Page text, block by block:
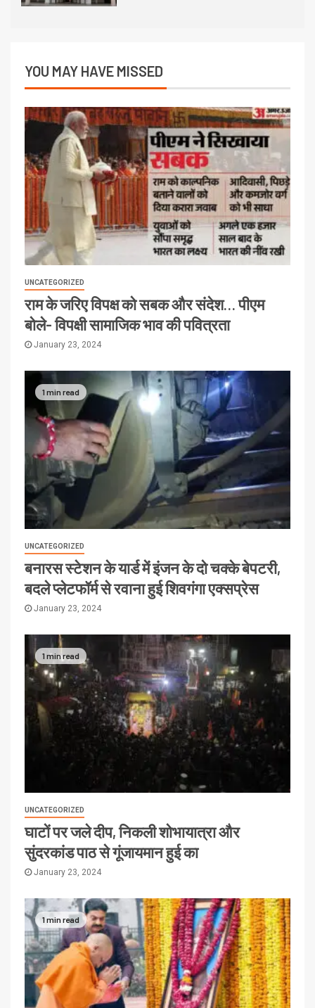
YOU MAY HAVE MISSED
UNCATEGORIZED
राम के जरिए विपक्ष को सबक और संदेश… पीएम
बोले- विपक्षी सामाजिक भाव की पवित्रता
January 23, 2024
1 min read
UNCATEGORIZED
बनारस स्टेशन के यार्ड में इंजन के दो चक्के बेपटरी,
बदले प्लेटफॉर्म से रवाना हुई शिवगंगा एक्सप्रेस
January 23, 2024
1 min read
UNCATEGORIZED
घाटों पर जले दीप, निकली शोभायात्रा और
सुंदरकांड पाठ से गूंजायमान हुई का
January 23, 2024
1 min read